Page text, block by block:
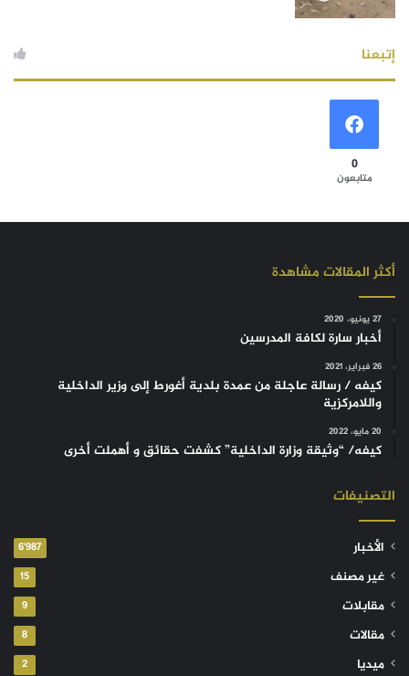
إتبعنا
0
متابعون
أكثر المقالات مشاهدة
27 يونيو، 2020
أخبار سارة لكافة المدرسين
26 فبراير، 2021
كيفه / رسالة عاجلة من عمدة بلدية أغورط إلى وزير الداخلية
واللامركزية
20 مايو، 2022
كيفه/ “وثيقة وزارة الداخلية” كشفت حقائق و أهملت أخرى
التصنيفات
الأخبار 6٬987
غير مصنف 15
مقابلات 9
مقالات 8
ميديا 2